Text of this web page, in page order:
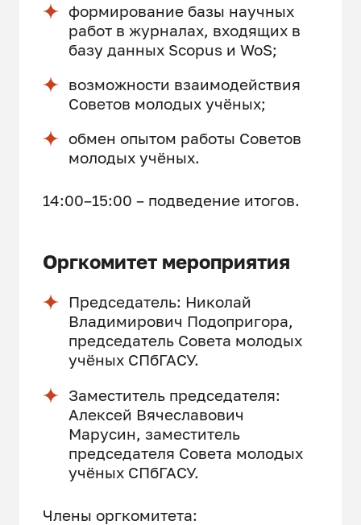
формирование базы научных
работ в журналах, входящих в
базу данных Scopus и WoS;
возможности взаимодействия
Советов молодых учёных;
обмен опытом работы Советов
молодых учёных.
14:00–15:00 – подведение итогов.
Оргкомитет мероприятия
Председатель: Николай
Владимирович Подопригора,
председатель Совета молодых
учёных СПбГАСУ.
Заместитель председателя:
Алексей Вячеславович
Марусин, заместитель
председателя Совета молодых
учёных СПбГАСУ.
Члены оргкомитета: